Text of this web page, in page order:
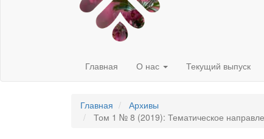
Главная О нас Текущий выпуск
Главная
Архивы
Том 1 № 8 (2019): Тематическое